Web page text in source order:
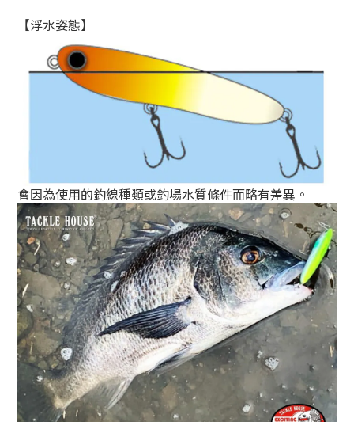
【浮水姿態】
會因為使用的釣線種類或釣場水質條件而略有差異。